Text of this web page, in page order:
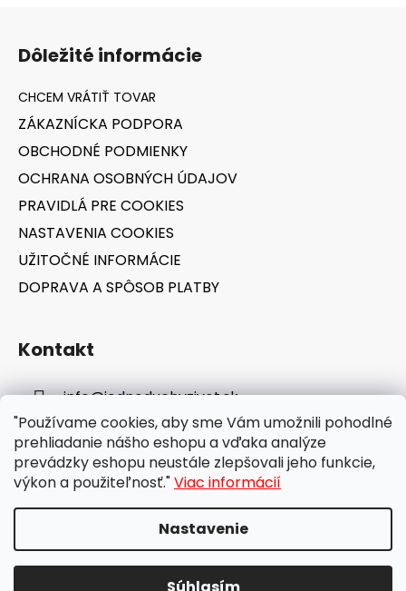
"Používame cookies, aby sme Vám umožnili pohodlné
prehliadanie nášho eshopu a vďaka analýze
prevádzky eshopu neustále zlepšovali jeho funkcie,
výkon a použiteľnosť."Viac informácií
Nastavenie
Dôležité informácie
ZÁKAZNÍCKA PODPORA
OBCHODNÉ PODMIENKY
OCHRANA OSOBNÝCH ÚDAJOV
PRAVIDLÁ PRE COOKIES
NASTAVENIA COOKIES
UŽITOČNÉ INFORMÁCIE
DOPRAVA A SPÔSOB PLATBY
Kontakt
info@jednoduchyzivot.sk
E-shop: 0948 647 767
Vytvoril Shoptet